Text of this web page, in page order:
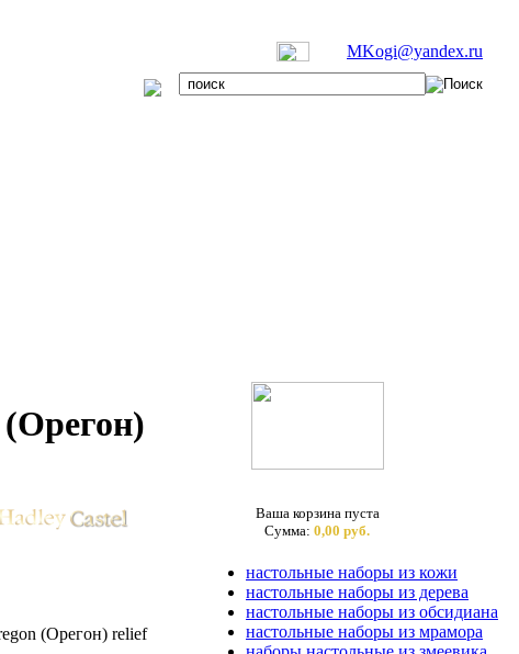
MKogi@yandex.ru
(Орегон) relief
Ваша корзина пуста
Сумма: 0,00 руб.
настольные наборы из кожи
настольные наборы из дерева
настольные наборы из обсидиана
настольные наборы из мрамора